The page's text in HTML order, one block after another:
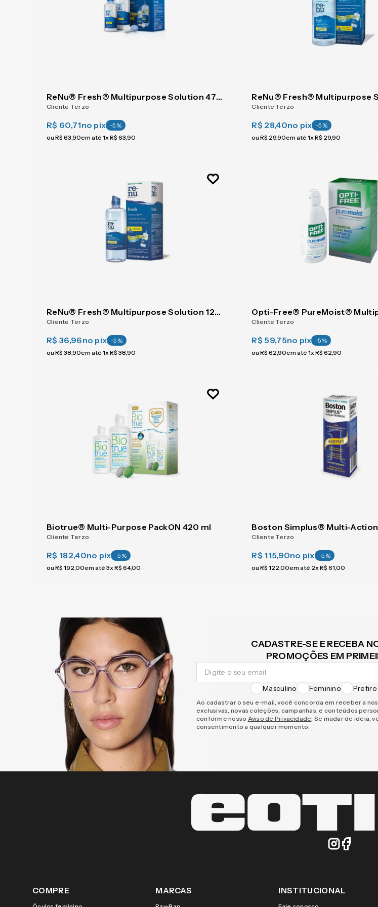
ReNu® Fresh® Multipurpose Solution 475 ml
Cliente Terzo
R$ 60,71no pix -5 %
ou R$ 63,90em até 1xR$ 63,90
Cliente Terzo
R$ 28,40no pix -5 %
ouR$ 29,90em até1xR$ 29,90
ReNu® Fresh® Multipurpose Solution 120 ml
Cliente Terzo
R$ 36,96no pix -5 %
ou R$ 38,90em até 1xR$ 38,90
Cliente Terzo
R$ 59,75no pix -5 %
ouR$ 62,90em até1xR$ 62,90
Biotrue® Multi-Purpose PackON 420 ml
Cliente Terzo
R$ 182,40no pix -5 %
ou R$ 192,00em até 3xR$ 64,00
Boston Simplus® Multi-Action
Cliente Terzo
R$ 115,90no pix -5 %
ouR$ 122,00em até 2xR$ 61,00
CADASTRE-SE E RECEBA
PROMOÇÕES EM
Masculino Feminino
Ao cadastrar o seu e-mail, você concorda em receber a
exclusivas, novas coleções, campanhas, e conteúdos
conforme nosso Aviso de Privacidade. Se mudar de ideia,
consentimento a qualquer momento.
COMPRE MARCAS INSTITUCIONAL